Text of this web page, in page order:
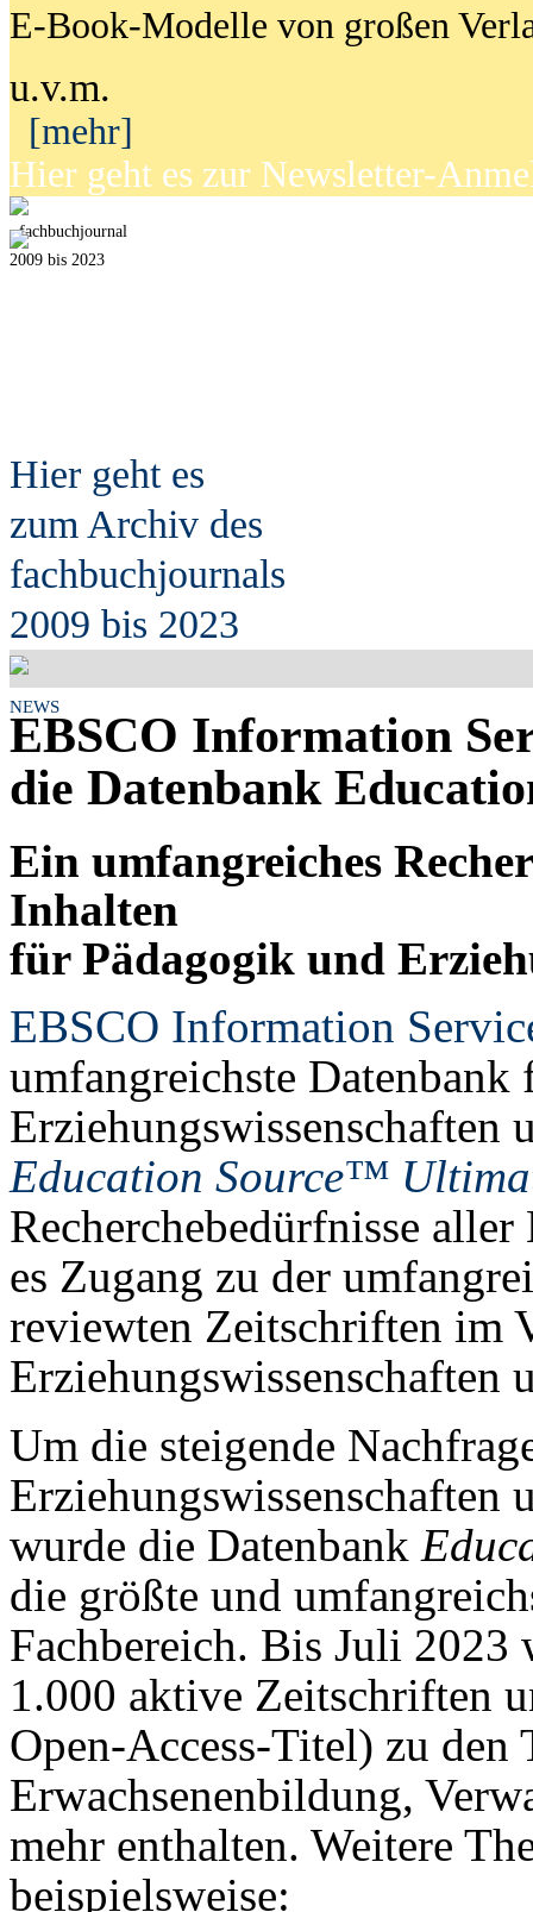
E-Book-Modelle von großen
u.v.m.
[mehr]
Hier geht es zur Newsletter-
fachbuchjournal
2009 bis 2023
Hier geht es
zum Archiv des
fachbuchjournals
2009 bis 2023
NEWS
EBSCO Information
die Datenbank
Ein umfangreiches
Inhalten
für Pädagogik und
EBSCO Information
umfangreichste Datenbank
Education Source™
Recherchebedürfnisse
es Zugang zu der
reviewten Zeitschriften im
Erziehungswissenschaften
Um die steigende
Erziehungswissenschaften
wurde die Datenbank
die größte und
Fachbereich. Bis Juli
1.000 aktive Zeitschriften
Open-Access-Titel) zu den
Erwachsenenbildung,
mehr enthalten. Weitere
beispielsweise: